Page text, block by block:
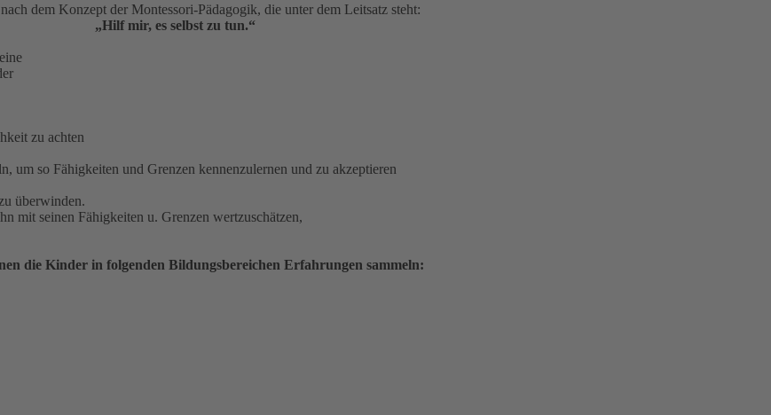
dem Konzept der Montessori-Pädagogik, die unter dem Leitsatz steht:
„Hilf mir, es selbst zu tun.“
zu achten
um so Fähigkeiten und Grenzen kennenzulernen und zu akzeptieren
überwinden.
mit seinen Fähigkeiten u. Grenzen wertzuschätzen,
die Kinder in folgenden Bildungsbereichen Erfahrungen sammeln: